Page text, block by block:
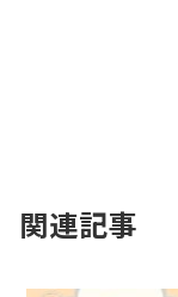
関連記事